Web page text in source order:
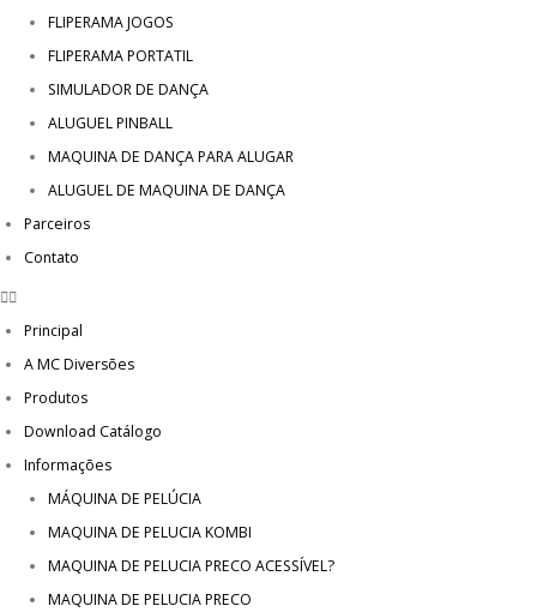
FLIPERAMA JOGOS
FLIPERAMA PORTATIL
SIMULADOR DE DANÇA
ALUGUEL PINBALL
MAQUINA DE DANÇA PARA ALUGAR
ALUGUEL DE MAQUINA DE DANÇA
Parceiros
Contato
Principal
A MC Diversões
Produtos
Download Catálogo
Informações
MÁQUINA DE PELÚCIA
MAQUINA DE PELUCIA KOMBI
MAQUINA DE PELUCIA PRECO ACESSÍVEL?
MAQUINA DE PELUCIA PRECO